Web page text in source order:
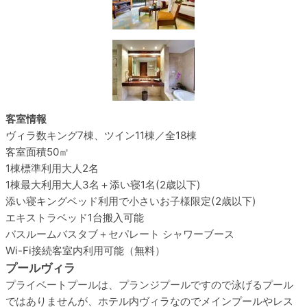
客室情報
ヴィラ数キング7棟、ツイン11棟／全18棟
客室面積50㎡
1棟標準利用大人2名
1棟最大利用大人3名＋添い寝1名(2歳以下)
添い寝キングベッド利用で小さいお子様限定(2歳以下)
エキストラベッド1台搬入可能
バスルームバスタブ＋セパレート シャワーブース
Wi-Fi接続客室内利用可能（無料）
プールヴィラ
プライベートプールは、プランジプールですので泳げるプール
ではありませんが、ホテル内ヴィラなのでメインプールやレス